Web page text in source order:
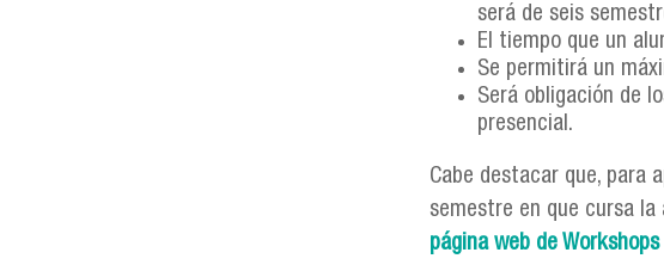
será de seis
El tiempo que un
Se permitirá un
Será obligación de
presencial.
Cabe destacar que, para
semestre en que cursa
página web de Workshops